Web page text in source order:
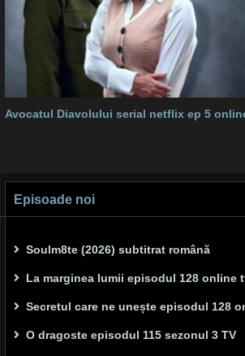
Avocatul Diavolului serial netflix ep 5
Episoade noi
Soulm8te (2026) subtitrat română
La marginea lumii episodul 128 online
Secretul care ne unește episodul 128
O dragoste episodul 115 sezonul 3 TV